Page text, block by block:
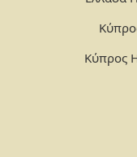
Κύπρος